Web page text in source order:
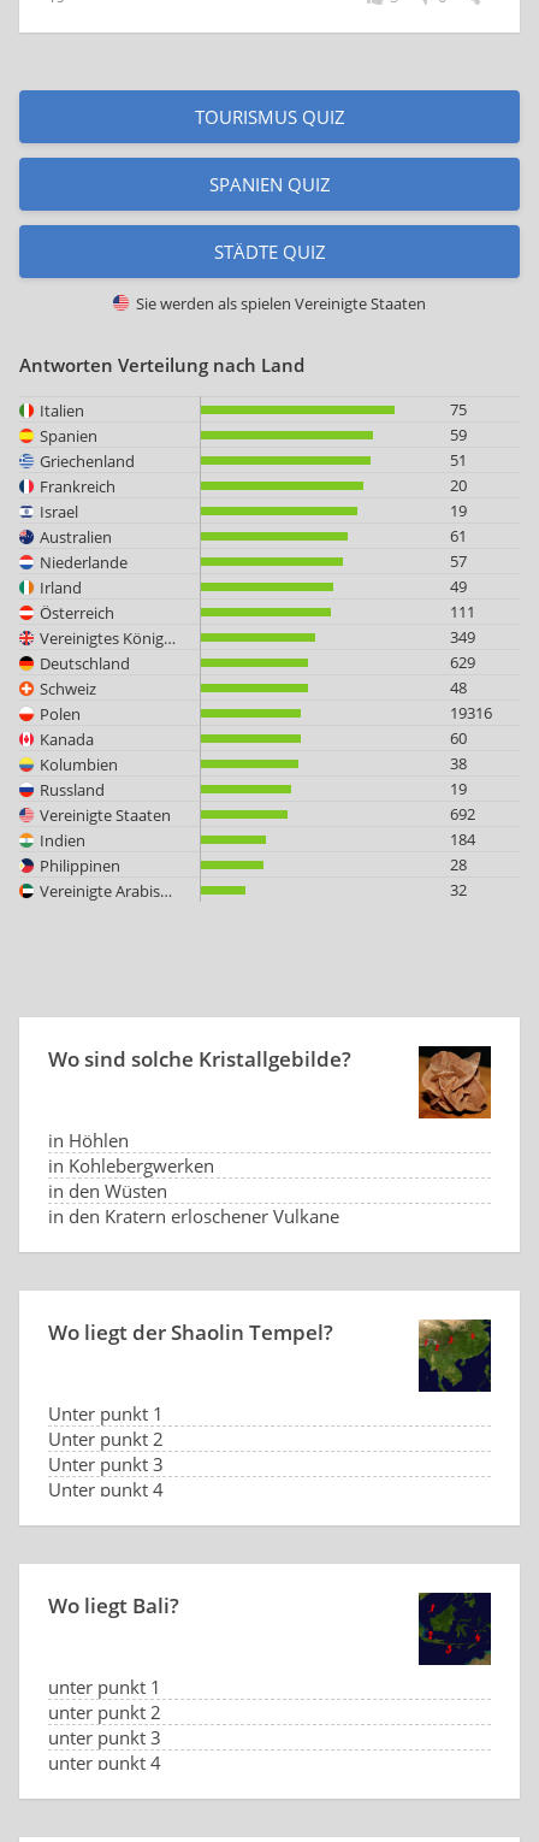
TOURISMUS QUIZ
SPANIEN QUIZ
STÄDTE QUIZ
Sie werden als spielen Vereinigte Staaten
Antworten Verteilung nach Land
Italien
75
Spanien
59
Griechenland
51
Frankreich
20
Israel
19
Australien
61
Niederlande
57
Irland
49
Österreich
111
Vereinigtes Königreich
349
Deutschland
629
Schweiz
48
Polen
19316
Kanada
60
Kolumbien
38
Russland
19
Vereinigte Staaten
692
Indien
184
Philippinen
28
Vereinigte Arabische Emirate
32
Wo sind solche Kristallgebilde?
in Höhlen
in Kohlebergwerken
in den Wüsten
in den Kratern erloschener Vulkane
Wo liegt der Shaolin Tempel?
Unter punkt 1
Unter punkt 2
Unter punkt 3
Unter punkt 4
Wo liegt Bali?
unter punkt 1
unter punkt 2
unter punkt 3
unter punkt 4